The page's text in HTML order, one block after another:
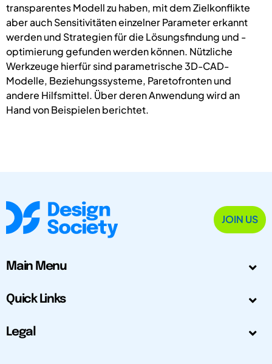
transparentes Modell zu haben, mit dem Zielkonflikte
aber auch Sensitivitäten einzelner Parameter erkannt
werden und Strategien für die Lösungsfindung und -
optimierung gefunden werden können. Nützliche
Werkzeuge hierfür sind parametrische 3D-CAD-
Modelle, Beziehungssysteme, Paretofronten und
andere Hilfsmittel. Über deren Anwendung wird an
Hand von Beispielen berichtet.
JOIN US
Main Menu
Quick Links
Legal